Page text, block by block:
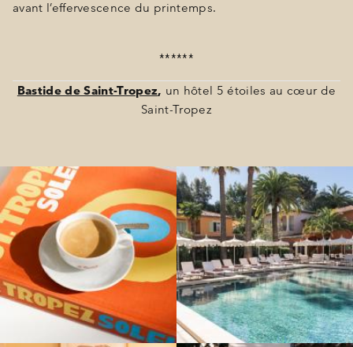
avant l’effervescence du printemps.
******
Bastide de Saint-Tropez, un hôtel 5 étoiles au cœur de
Saint-Tropez